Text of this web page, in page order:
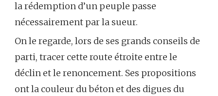
la rédemption d’un peuple passe
nécessairement par la sueur.
On le regarde, lors de ses grands conseils de
parti, tracer cette route étroite entre le
déclin et le renoncement. Ses propositions
ont la couleur du béton et des digues du